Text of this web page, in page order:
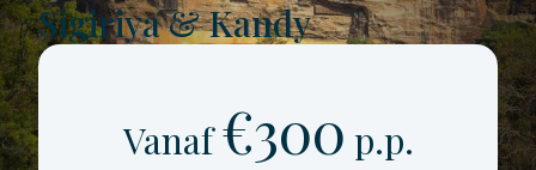
Sigiriya & Kandy
Vanaf€300 p.p.